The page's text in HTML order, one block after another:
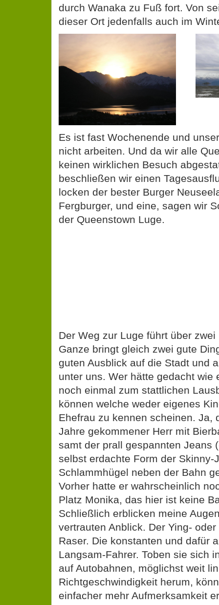
durch Wanaka zu Fuß fort. Von
dieser Ort jedenfalls auch im
Es ist fast Wochenende und
nicht arbeiten. Und da wir alle
keinen wirklichen Besuch
beschließen wir einen
locken der bester Burger
Fergburger, und eine, sagen wir
der Queenstown Luge.
Der Weg zur Luge führt über
Ganze bringt gleich zwei gute
guten Ausblick auf die Stadt und
unter uns. Wer hätte gedacht wie
noch einmal zum stattlichen
können welche weder eigenes
Ehefrau zu kennen scheinen. Ja,
Jahre gekommener Herr mit
samt der prall gespannten Jeans
selbst erdachte Form der Skinny-
Schlammhügel neben der Bahn
Vorher hatte er wahrscheinlich
Platz Monika, das hier ist keine
Schließlich erblicken meine
vertrauten Anblick. Der Ying-
Raser. Die konstanten und dafür
Langsam-Fahrer. Toben sie sich
auf Autobahnen, möglichst weit
Richtgeschwindigkeit herum,
einfacher mehr Aufmerksamkeit